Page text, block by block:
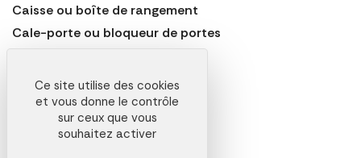
Caisse ou boîte de rangement
Cale-porte ou bloqueur de portes
Canapé
Carafe
Casse-noix
Ce site utilise des cookies
et vous donne le contrôle
sur ceux que vous
souhaitez activer